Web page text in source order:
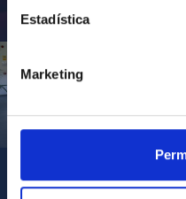
Estadística
Marketing
Inauguración de
Visita del Presidente de